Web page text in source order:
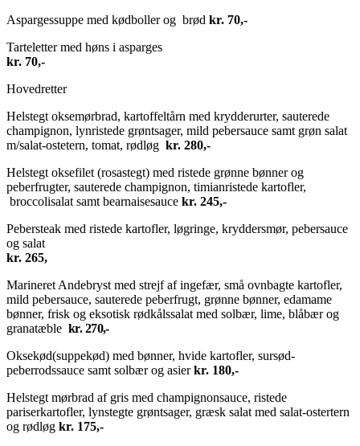
Aspargessuppe med kødboller og brød kr. 70,-
Tarteletter med høns i asparges
kr. 70,-
Hovedretter
Helstegt oksemørbrad, kartoffeltårn med krydderurter, sauterede
champignon, lynristede grøntsager, mild pebersauce samt grøn salat
m/salat-ostetern, tomat, rødløg kr. 280,-
Helstegt oksefilet (rosastegt) med ristede grønne bønner og
peberfrugter, sauterede champignon, timianristede kartofler,
broccolisalat samt bearnaisesauce kr. 245,-
Pebersteak med ristede kartofler, løgringe, kryddersmør, pebersauce
og salat
kr. 265,
Marineret Andebryst med strejf af ingefær, små ovnbagte kartofler,
mild pebersauce, sauterede peberfrugt, grønne bønner, edamame
bønner, frisk og eksotisk rødkålssalat med solbær, lime, blåbær og
granatæble kr. 270,-
Oksekød(suppekød) med bønner, hvide kartofler, sursød-
peberrodssauce samt solbær og asierkr. 180,-
Helstegt mørbrad af gris med champignonsauce, ristede
pariserkartofler, lynstegte grøntsager, græsk salat med salat-ostertern
og rødløg kr. 175,-